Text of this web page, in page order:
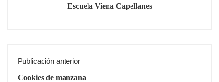
Escuela Viena Capellanes
Publicación anterior
Cookies de manzana